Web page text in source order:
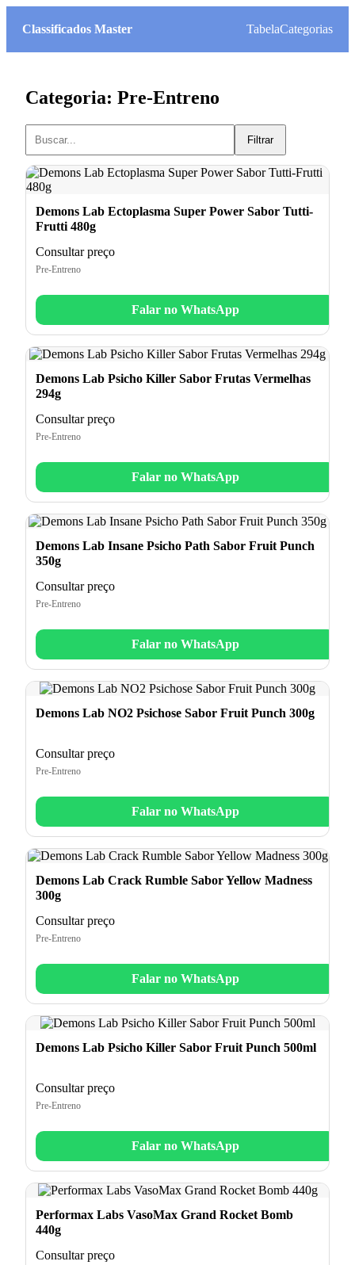
Classificados Master TabelaCategorias
Categoria: Pre-Entreno
Filtrar
Demons Lab Ectoplasma Super Power Sabor Tutti-
Frutti 480g
Consultar preço
Pre-Entreno
Falar no WhatsApp
Demons Lab Psicho Killer Sabor Frutas Vermelhas
294g
Consultar preço
Pre-Entreno
Falar no WhatsApp
Demons Lab Insane Psicho Path Sabor Fruit Punch
350g
Consultar preço
Pre-Entreno
Falar no WhatsApp
Demons Lab NO2 Psichose Sabor Fruit Punch 300g
Consultar preço
Pre-Entreno
Falar no WhatsApp
Demons Lab Crack Rumble Sabor Yellow Madness
300g
Consultar preço
Pre-Entreno
Falar no WhatsApp
Demons Lab Psicho Killer Sabor Fruit Punch 500ml
Consultar preço
Pre-Entreno
Falar no WhatsApp
Performax Labs VasoMax Grand Rocket Bomb
440g
Consultar preço